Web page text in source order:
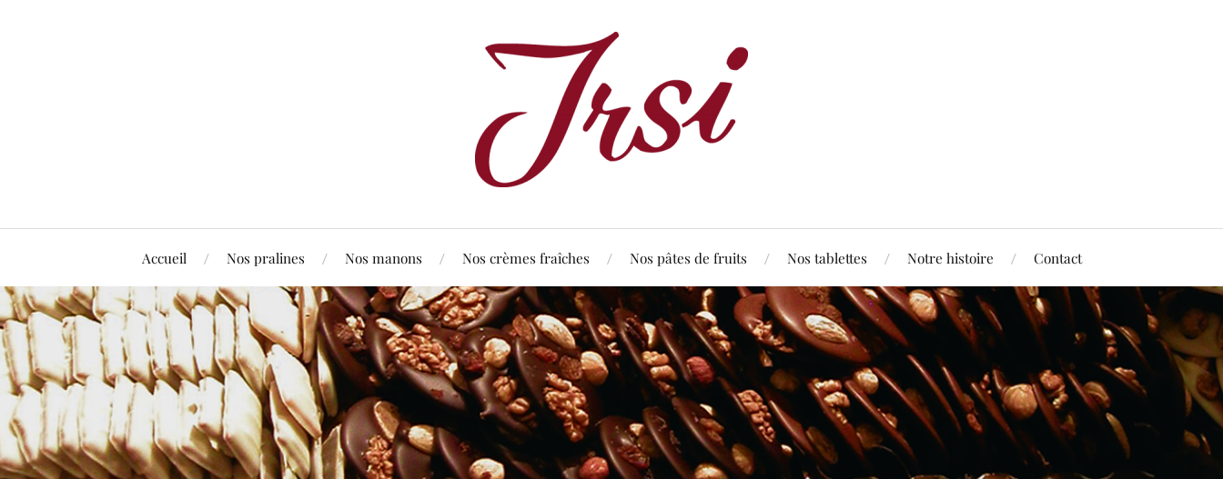
Accueil Nos pralines Nos manons Nos crèmes fraîches Nos pâtes de fruits Nos tablettes Notre histoire Contact